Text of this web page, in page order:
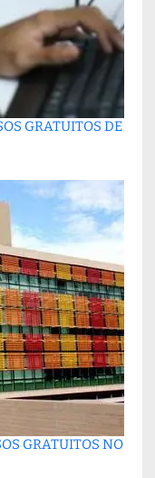
GRATUITOS DE
GRATUITOS NO